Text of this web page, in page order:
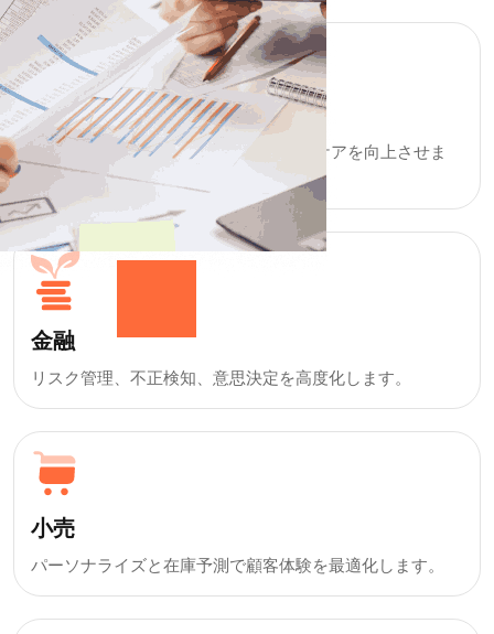
ヘルスケア
AI診断、遠隔医療、データ分析で患者ケアを向上させま
金融
リスク管理、不正検知、意思決定を高度化します。
小売
パーソナライズと在庫予測で顧客体験を最適化します。